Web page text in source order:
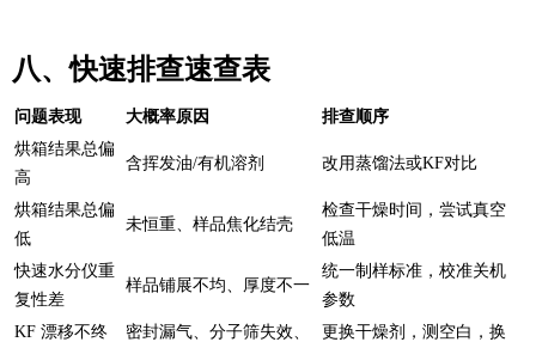
八、快速排查速查表
问题表现 大概率原因
排查顺序
烘箱结果总偏
高
含挥发油/有机溶剂 改用蒸馏法或KF对比
烘箱结果总偏
低
未恒重、样品焦化结壳
检查干燥时间，尝试真空
低温
快速水分仪重
复性差
样品铺展不均、厚度不一
统一制样标准，校准关机
参数
KF 漂移不终
密封漏气、分子筛失效、 更换干燥剂，测空白，换